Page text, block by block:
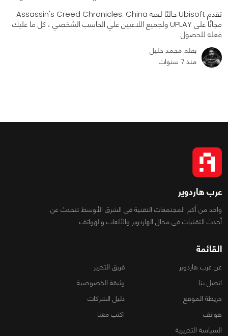
تقدم Ubisoft حاليًا لعبة Assassin's Creed Chronicles: China
مجانًا على UPLAY ولجميع اللاعبين علي الحاسب الشخصي ، كل ما عليك
فعله للحصول
بقلم محمد خليل
منذ 7 سنوات
عرب هاردوير
واحد من أكبر المجتمعات التقنية فى الشرق الأوسط تتحدث عن
أحدث التقنيات فى مجال الهاردوير والألعاب والهواتف
القائمة
عن عرب هاردوير
فريق التحرير
اتصل بنا
وثيقة الخصوصية
خريطة الموقع
دليل الشركات
هواتف
اكتب معنا
السياسة التحريرية